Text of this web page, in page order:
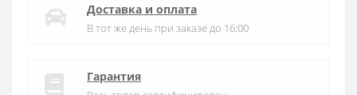
Доставка и оплата
В тот же день при заказе до 16:00
Гарантия